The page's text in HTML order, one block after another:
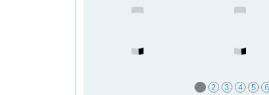
1 2 3 4 5 6